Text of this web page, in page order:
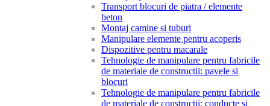
Transport blocuri de piatra / elemente
beton
Montaj camine si tuburi
Manipulare elemente pentru acoperis
Dispozitive pentru macarale
Tehnologie de manipulare pentru fabricile
de materiale de constructii: pavele si
blocuri
Tehnologie de manipulare pentru fabricile
de materiale de constructii: conducte si